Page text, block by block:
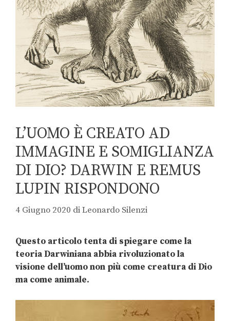
L’UOMO È CREATO AD
IMMAGINE E SOMIGLIANZA
DI DIO? DARWIN E REMUS
LUPIN RISPONDONO
4 Giugno 2020 diLeonardo Silenzi
Questo articolo tenta di spiegare come la
teoria Darwiniana abbia rivoluzionato la
visione dell’uomo non più come creatura di Dio
ma come animale.